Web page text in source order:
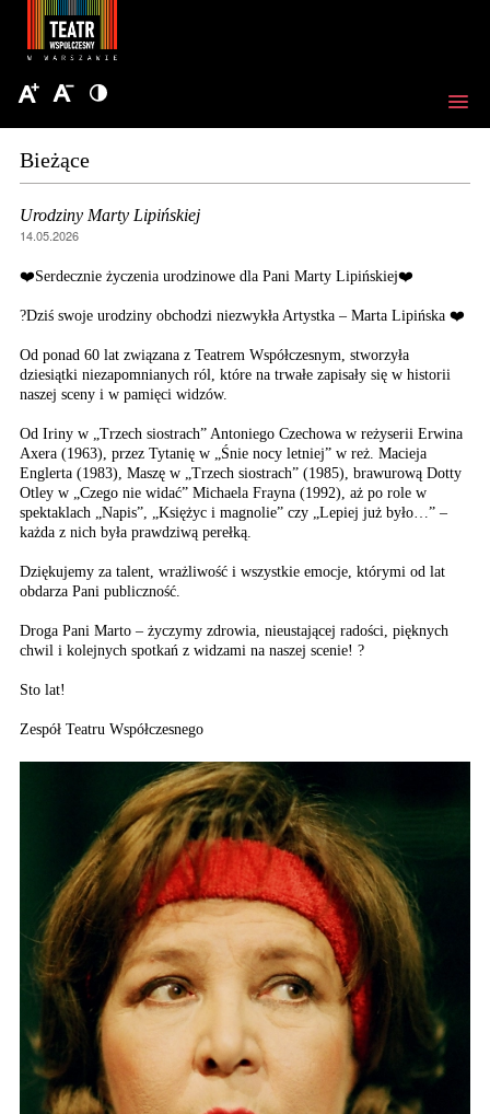
Bieżące
Urodziny Marty Lipińskiej
14.05.2026
❤️Serdecznie życzenia urodzinowe dla Pani Marty Lipińskiej❤️
?Dziś swoje urodziny obchodzi niezwykła Artystka – Marta Lipińska ❤️
Od ponad 60 lat związana z Teatrem Współczesnym, stworzyła
dziesiątki niezapomnianych ról, które na trwałe zapisały się w historii
naszej sceny i w pamięci widzów.
Od Iriny w „Trzech siostrach” Antoniego Czechowa w reżyserii Erwina
Axera (1963), przez Tytanię w „Śnie nocy letniej” w reż. Macieja
Englerta (1983), Maszę w „Trzech siostrach” (1985), brawurową Dotty
Otley w „Czego nie widać” Michaela Frayna (1992), aż po role w
spektaklach „Napis”, „Księżyc i magnolie” czy „Lepiej już było…” –
każda z nich była prawdziwą perełką.
Dziękujemy za talent, wrażliwość i wszystkie emocje, którymi od lat
obdarza Pani publiczność.
Droga Pani Marto – życzymy zdrowia, nieustającej radości, pięknych
chwil i kolejnych spotkań z widzami na naszej scenie! ?
Sto lat!
Zespół Teatru Współczesnego